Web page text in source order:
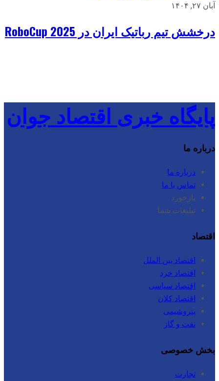
آبان ۲۷, ۱۴۰۴
درخشش تیم رباتیک ایران در RoboCup 2025
پایگاه خبری اقتصاد جوان
درباره ما
درباره ما
تماس با ما
بازخورد
تبلیغات شما
اقتصاد
اقتصاد بین الملل
اقتصاد خرد
اقتصاد سیاسی
اقتصاد کلان
پتروشیمی
نفت و گاز
بخش خصوصی
تجارت